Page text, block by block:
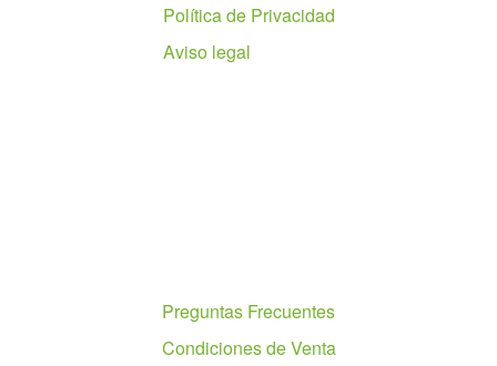
Política de Privacidad
Aviso legal
Preguntas Frecuentes
Condiciones de Venta